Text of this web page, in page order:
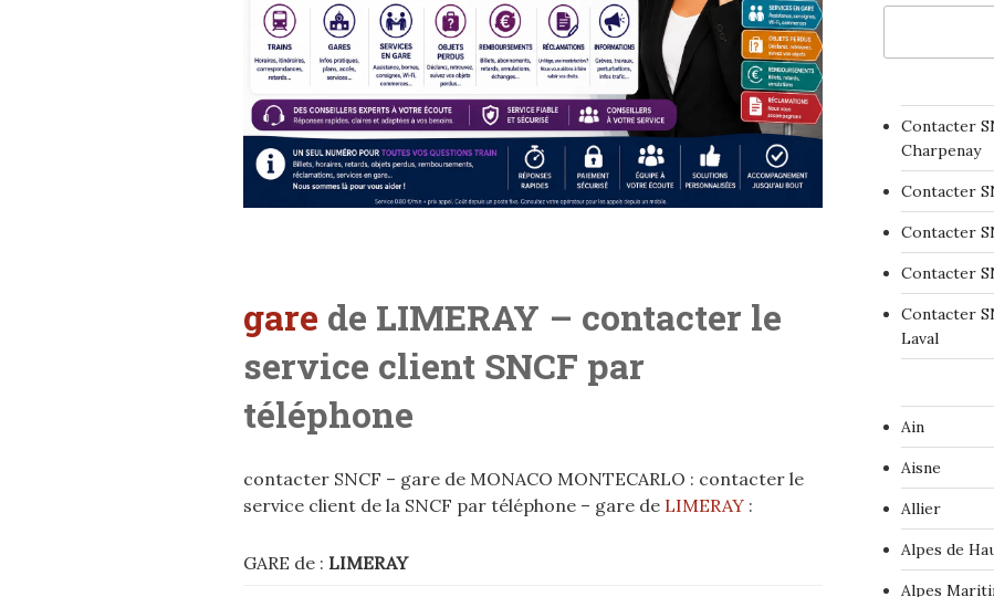
gare de LIMERAY – contacter le
service client SNCF par
téléphone
contacter SNCF – gare de MONACO MONTECARLO : contacter le
service client de la SNCF par téléphone – gare de LIMERAY :
GARE de : LIMERAY
Contacter
Charpenay
Contacter
Contacter
Contacter
Contacter
Laval
Ain
Aisne
Allier
Alpes de
Alpes